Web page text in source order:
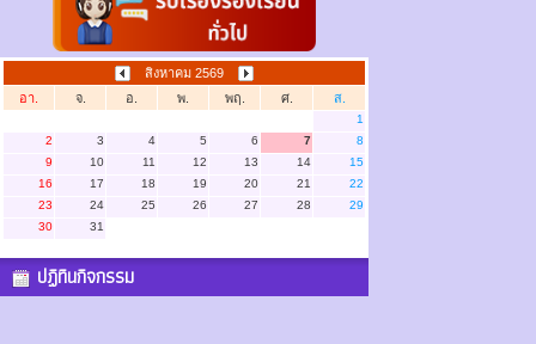
สิงหาคม 2569
อา.
จ. อ. พ. พฤ. ศ. ส.
1
2
3 4 5 6 7
8
9
10 11 12 13 14
15
16
17 18 19 20 21
22
23
24 25 26 27 28
29
30
31
ปฏิทินกิจกรรม